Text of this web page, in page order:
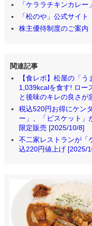
「ケララチキンカレー
「松のや」公式サイト
株主優待制度のご案内
関連記事
【食レポ】松屋の「
1,039kcalを食す! ロー
と後味のキレの良さ
税込520円お得にケン
ー」、「ビスケット」
限定販売 [2025/10/8]
不二家レストランが「
込220円値上げ [2025/